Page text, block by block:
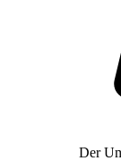
Der